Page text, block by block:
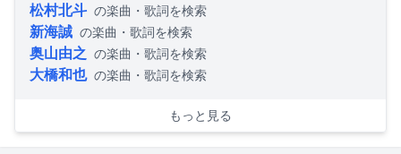
松村北斗 の楽曲・歌詞を検索
新海誠 の楽曲・歌詞を検索
奥山由之 の楽曲・歌詞を検索
大橋和也 の楽曲・歌詞を検索
もっと見る